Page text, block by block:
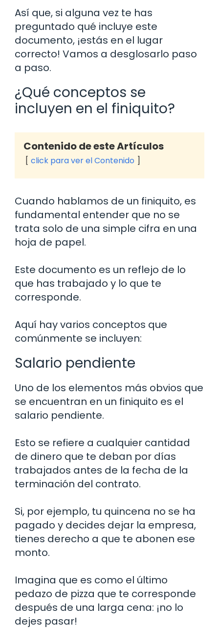
Así que, si alguna vez te has
preguntado qué incluye este
documento, ¡estás en el lugar
correcto! Vamos a desglosarlo paso
a paso.
¿Qué conceptos se
incluyen en el finiquito?
Contenido de este Artículos
click para ver el Contenido
Cuando hablamos de un finiquito, es
fundamental entender que no se
trata solo de una simple cifra en una
hoja de papel.
Este documento es un reflejo de lo
que has trabajado y lo que te
corresponde.
Aquí hay varios conceptos que
comúnmente se incluyen:
Salario pendiente
Uno de los elementos más obvios que
se encuentran en un finiquito es el
salario pendiente.
Esto se refiere a cualquier cantidad
de dinero que te deban por días
trabajados antes de la fecha de la
terminación del contrato.
Si, por ejemplo, tu quincena no se ha
pagado y decides dejar la empresa,
tienes derecho a que te abonen ese
monto.
Imagina que es como el último
pedazo de pizza que te corresponde
después de una larga cena: ¡no lo
dejes pasar!